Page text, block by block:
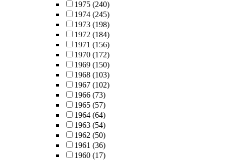
1975 (240)
1974 (245)
1973 (198)
1972 (184)
1971 (156)
1970 (172)
1969 (150)
1968 (103)
1967 (102)
1966 (73)
1965 (57)
1964 (64)
1963 (54)
1962 (50)
1961 (36)
1960 (17)